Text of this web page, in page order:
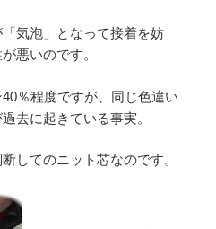
気泡」となって接着を妨
悪いのです。
％程度ですが、同じ色違い
去に起きている事実。
してのニット芯なのです。